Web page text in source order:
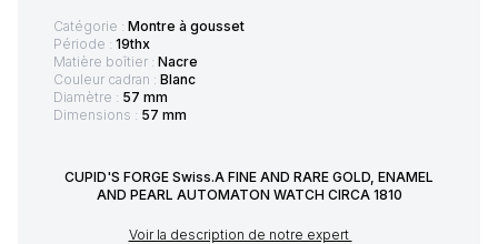
Catégorie : Montre à gousset
Période : 19thx
Matière boîtier : Nacre
Couleur cadran : Blanc
Diamètre : 57 mm
Dimensions : 57 mm
CUPID'S FORGE Swiss.A FINE AND RARE GOLD, ENAMEL
AND PEARL AUTOMATON WATCH CIRCA 1810
Voir la description de notre expert